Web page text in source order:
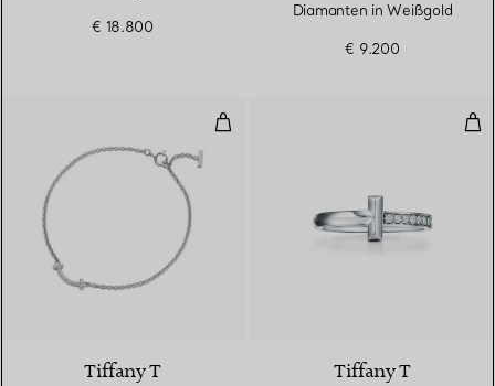
€ 18.800
Diamanten in Weißgold
€ 9.200
Smile Armband in Weißgold mit
Tiffany T
T
Tiffany T